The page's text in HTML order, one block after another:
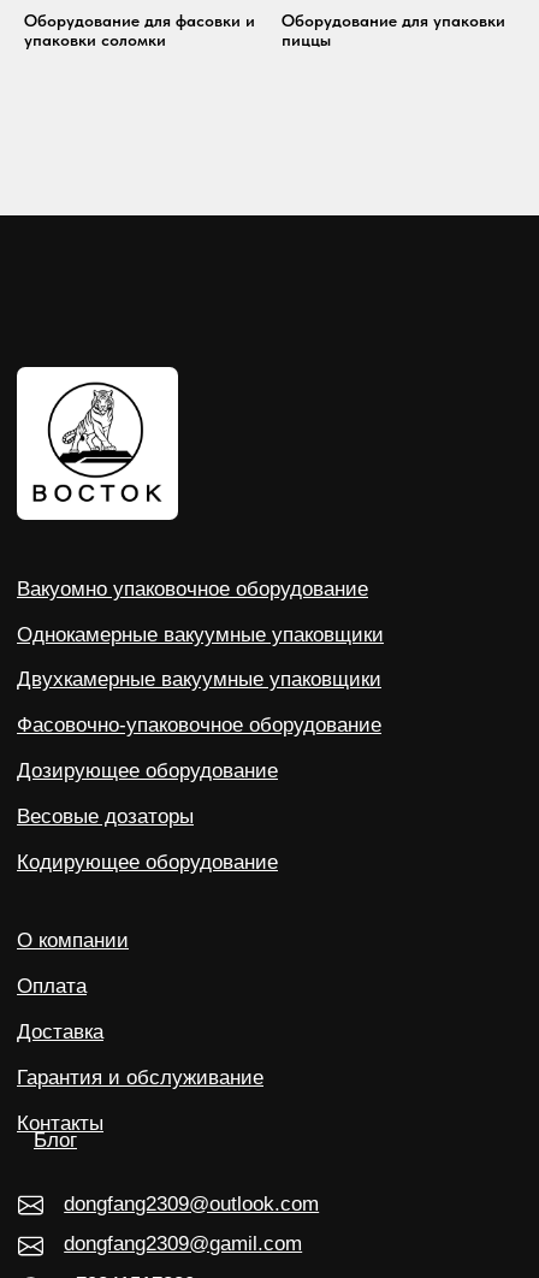
Оборудование для фасовки и
упаковки соломки
Оборудование для упаковки
пиццы